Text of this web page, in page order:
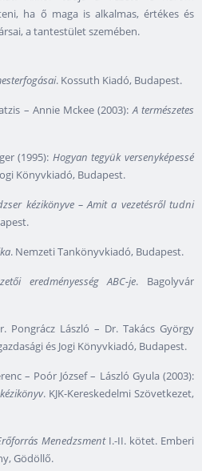
ha ő maga is alkalmas, értékes és
a tantestület szemében.
. Kossuth Kiadó, Budapest.
– Annie Mckee (2003):A természetes
(1995): Hogyan tegyük versenyképessé
Könyvkiadó, Budapest.
kézikönyve – Amit a vezetésről tudni
. Nemzeti Tankönyvkiadó, Budapest.
eredményesség ABC-je. Bagolyvár
Pongrácz László – Dr. Takács György
és Jogi Könyvkiadó, Budapest.
– Poór József – László Gyula (2003):
. KJK-Kereskedelmi Szövetkezet,
MenedzsmentI.-II. kötet. Emberi
Gödöllő.